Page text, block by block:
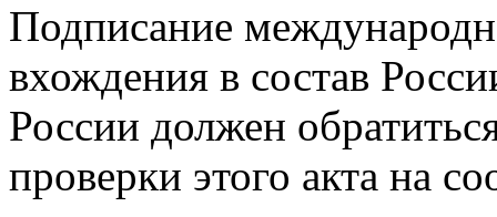
Подписание
вхождения в состав
России должен
проверки этого акта на